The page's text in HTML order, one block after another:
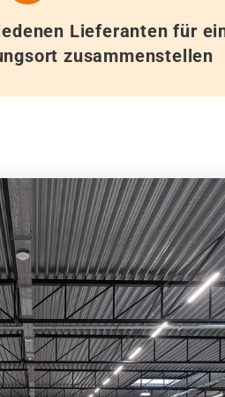
Lieferanten für
zusammenstellen